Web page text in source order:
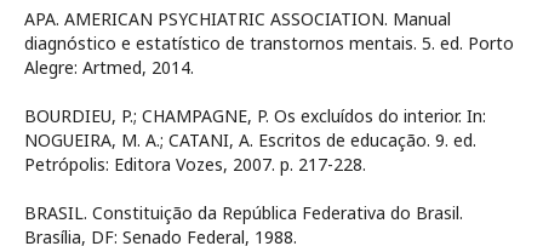
APA. AMERICAN PSYCHIATRIC ASSOCIATION. Manual
diagnóstico e estatístico de transtornos mentais. 5. ed. Porto
Alegre: Artmed, 2014.
BOURDIEU, P.; CHAMPAGNE, P. Os excluídos do interior. In:
NOGUEIRA, M. A.; CATANI, A. Escritos de educação. 9. ed.
Petrópolis: Editora Vozes, 2007. p. 217-228.
BRASIL. Constituição da República Federativa do Brasil.
Brasília, DF: Senado Federal, 1988.